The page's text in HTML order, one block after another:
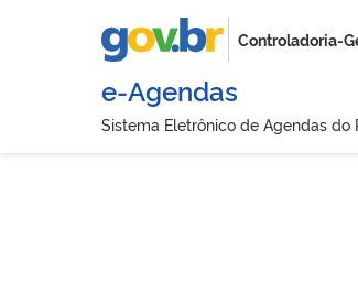
Controladoria-
e-Agendas
Sistema Eletrônico de Agendas do